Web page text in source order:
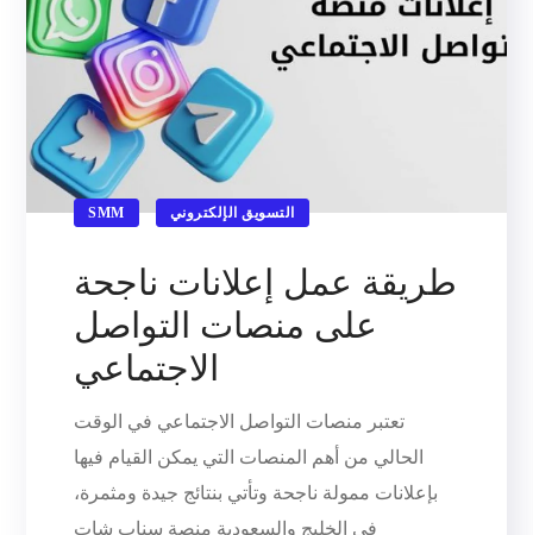
SMM التسويق الإلكتروني
طريقة عمل إعلانات ناجحة
على منصات التواصل
الاجتماعي
تعتبر منصات التواصل الاجتماعي في الوقت
الحالي من أهم المنصات التي يمكن القيام فيها
بإعلانات ممولة ناجحة وتأتي بنتائج جيدة ومثمرة،
في الخليج والسعودية منصة سناب شات